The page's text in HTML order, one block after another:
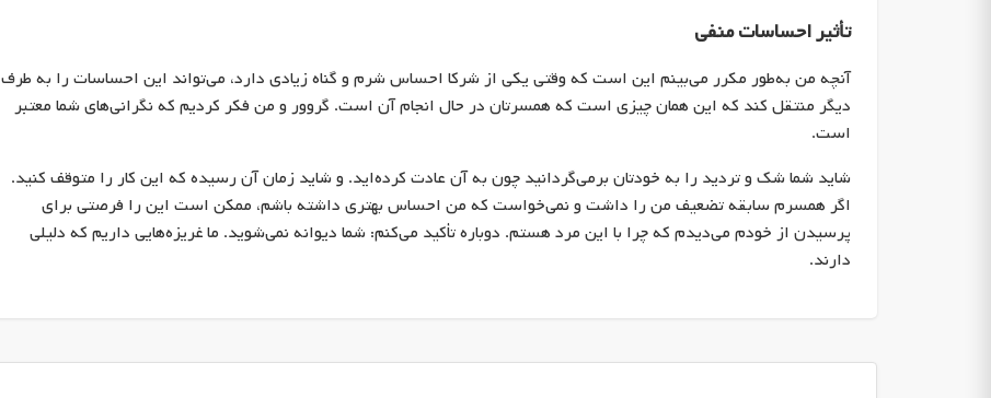
تأثیر احساسات منفی
آنچه من به‌طور مکرر می‌بینم این است که وقتی یکی از شرکا احساس شرم و گناه زیادی دارد، می‌تواند این احساسات را به طرف
دیگر منتقل کند که این همان چیزی است که همسرتان در حال انجام آن است. گروور و من فکر کردیم که نگرانی‌های شما معتبر
است.
شاید شما شک و تردید را به خودتان برمی‌گردانید چون به آن عادت کرده‌اید. و شاید زمان آن رسیده که این کار را متوقف کنید.
اگر همسرم سابقه تضعیف من را داشت و نمی‌خواست که من احساس بهتری داشته باشم، ممکن است این را فرصتی برای
پرسیدن از خودم می‌دیدم که چرا با این مرد هستم. دوباره تأکید می‌کنم: شما دیوانه نمی‌شوید. ما غریزه‌هایی داریم که دلیلی
دارند.